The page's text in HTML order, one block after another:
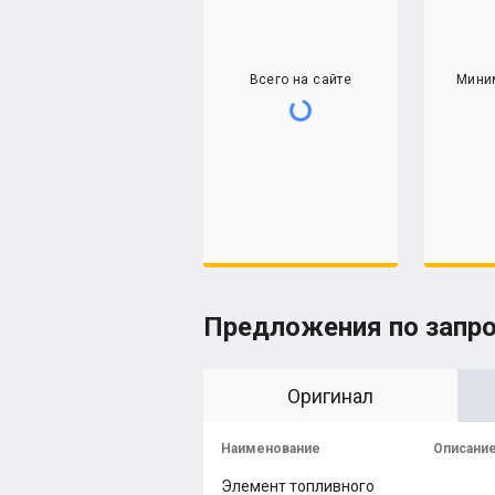
Всего на сайте
Предложения по
Оригинал
Наименование Описание
Элемент топливного